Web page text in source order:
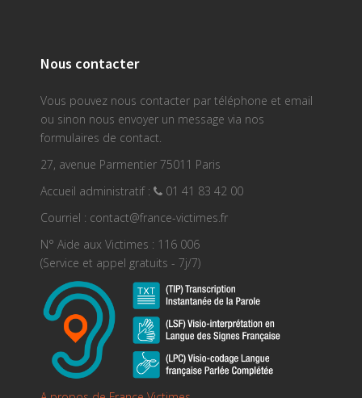
Nous contacter
Vous pouvez nous contacter par téléphone et email
ou sinon nous envoyer un message via nos
formulaires de contact.
27, avenue Parmentier 75011 Paris
Accueil administratif :
01 41 83 42 00
Courriel : contact@france-victimes.fr
N° Aide aux Victimes : 116 006
(Service et appel gratuits - 7j/7)